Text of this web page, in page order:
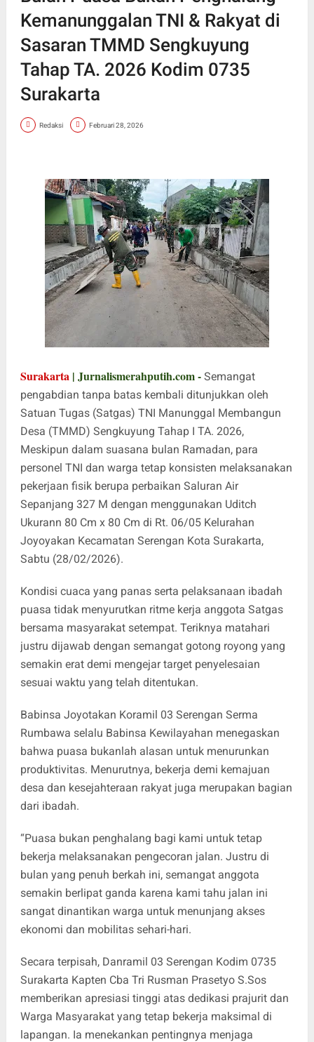
Kemanunggalan TNI & Rakyat di
Sasaran TMMD Sengkuyung
Tahap TA. 2026 Kodim 0735
Surakarta
Redaksi Februari 28, 2026
Surakarta| Jurnalismerahputih.com -Semangat
pengabdian tanpa batas kembali ditunjukkan oleh
Satuan Tugas (Satgas) TNI Manunggal Membangun
Desa (TMMD) Sengkuyung Tahap I TA. 2026,
Meskipun dalam suasana bulan Ramadan, para
personel TNI dan warga tetap konsisten melaksanakan
pekerjaan fisik berupa perbaikan Saluran Air
Sepanjang 327 M dengan menggunakan Uditch
Ukurann 80 Cm x 80 Cm di Rt. 06/05 Kelurahan
Joyoyakan Kecamatan Serengan Kota Surakarta,
Sabtu (28/02/2026).
Kondisi cuaca yang panas serta pelaksanaan ibadah
puasa tidak menyurutkan ritme kerja anggota Satgas
bersama masyarakat setempat. Teriknya matahari
justru dijawab dengan semangat gotong royong yang
semakin erat demi mengejar target penyelesaian
sesuai waktu yang telah ditentukan.
Babinsa Joyotakan Koramil 03 Serengan Serma
Rumbawa selalu Babinsa Kewilayahan menegaskan
bahwa puasa bukanlah alasan untuk menurunkan
produktivitas. Menurutnya, bekerja demi kemajuan
desa dan kesejahteraan rakyat juga merupakan bagian
dari ibadah.
“Puasa bukan penghalang bagi kami untuk tetap
bekerja melaksanakan pengecoran jalan. Justru di
bulan yang penuh berkah ini, semangat anggota
semakin berlipat ganda karena kami tahu jalan ini
sangat dinantikan warga untuk menunjang akses
ekonomi dan mobilitas sehari-hari.
Secara terpisah, Danramil 03 Serengan Kodim 0735
Surakarta Kapten Cba Tri Rusman Prasetyo S.Sos
memberikan apresiasi tinggi atas dedikasi prajurit dan
Warga Masyarakat yang tetap bekerja maksimal di
lapangan. Ia menekankan pentingnya menjaga